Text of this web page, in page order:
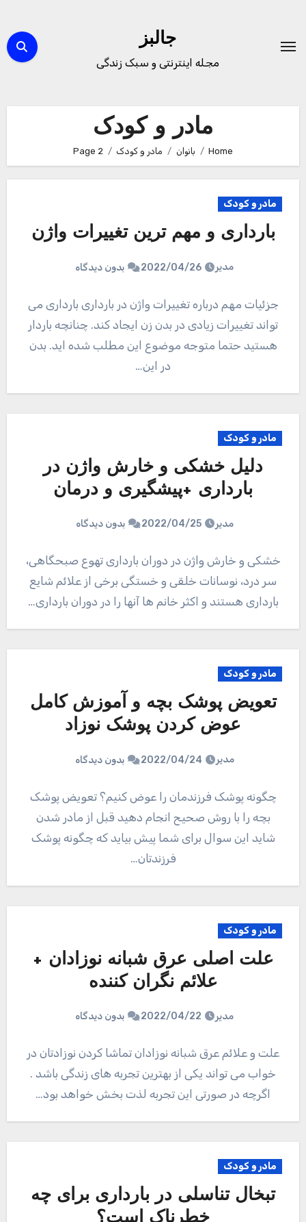
content
جالبز
مجله اینترنتی و سبک زندگی
مادر و کودک
Home بانوان مادر و کودک Page 2
مادر و کودک
بارداری و مهم ترین تغییرات واژن
مدیر 2022/04/26 بدون دیدگاه
جزئیات مهم درباره تغییرات واژن در بارداری بارداری می
تواند تغییرات زیادی در بدن زن ایجاد کند. چنانچه باردار
هستید حتما متوجه موضوع این مطلب شده اید. بدن
در این…
مادر و کودک
دلیل خشکی و خارش واژن در
بارداری +پیشگیری و درمان
مدیر 2022/04/25 بدون دیدگاه
خشکی و خارش واژن در دوران بارداری تهوع صبحگاهی،
سر درد، نوسانات خلقی و خستگی برخی از علائم شایع
بارداری هستند و اکثر خانم ها آنها را در دوران بارداری…
مادر و کودک
تعویض پوشک بچه و آموزش کامل
عوض کردن پوشک نوزاد
مدیر 2022/04/24 بدون دیدگاه
چگونه پوشک فرزندمان را عوض کنیم؟ تعویض پوشک
بچه را با روش صحیح انجام دهید قبل از مادر شدن
شاید این سوال برای شما پیش بیاید که چگونه پوشک
فرزندتان…
مادر و کودک
علت اصلی عرق شبانه نوزادان +
علائم نگران کننده
مدیر 2022/04/22 بدون دیدگاه
علت و علائم عرق شبانه نوزادان تماشا کردن نوزادتان در
خواب می تواند یکی از بهترین تجربه های زندگی باشد .
اگرچه در صورتی این تجربه لذت بخش خواهد بود…
مادر و کودک
تبخال تناسلی در بارداری برای چه